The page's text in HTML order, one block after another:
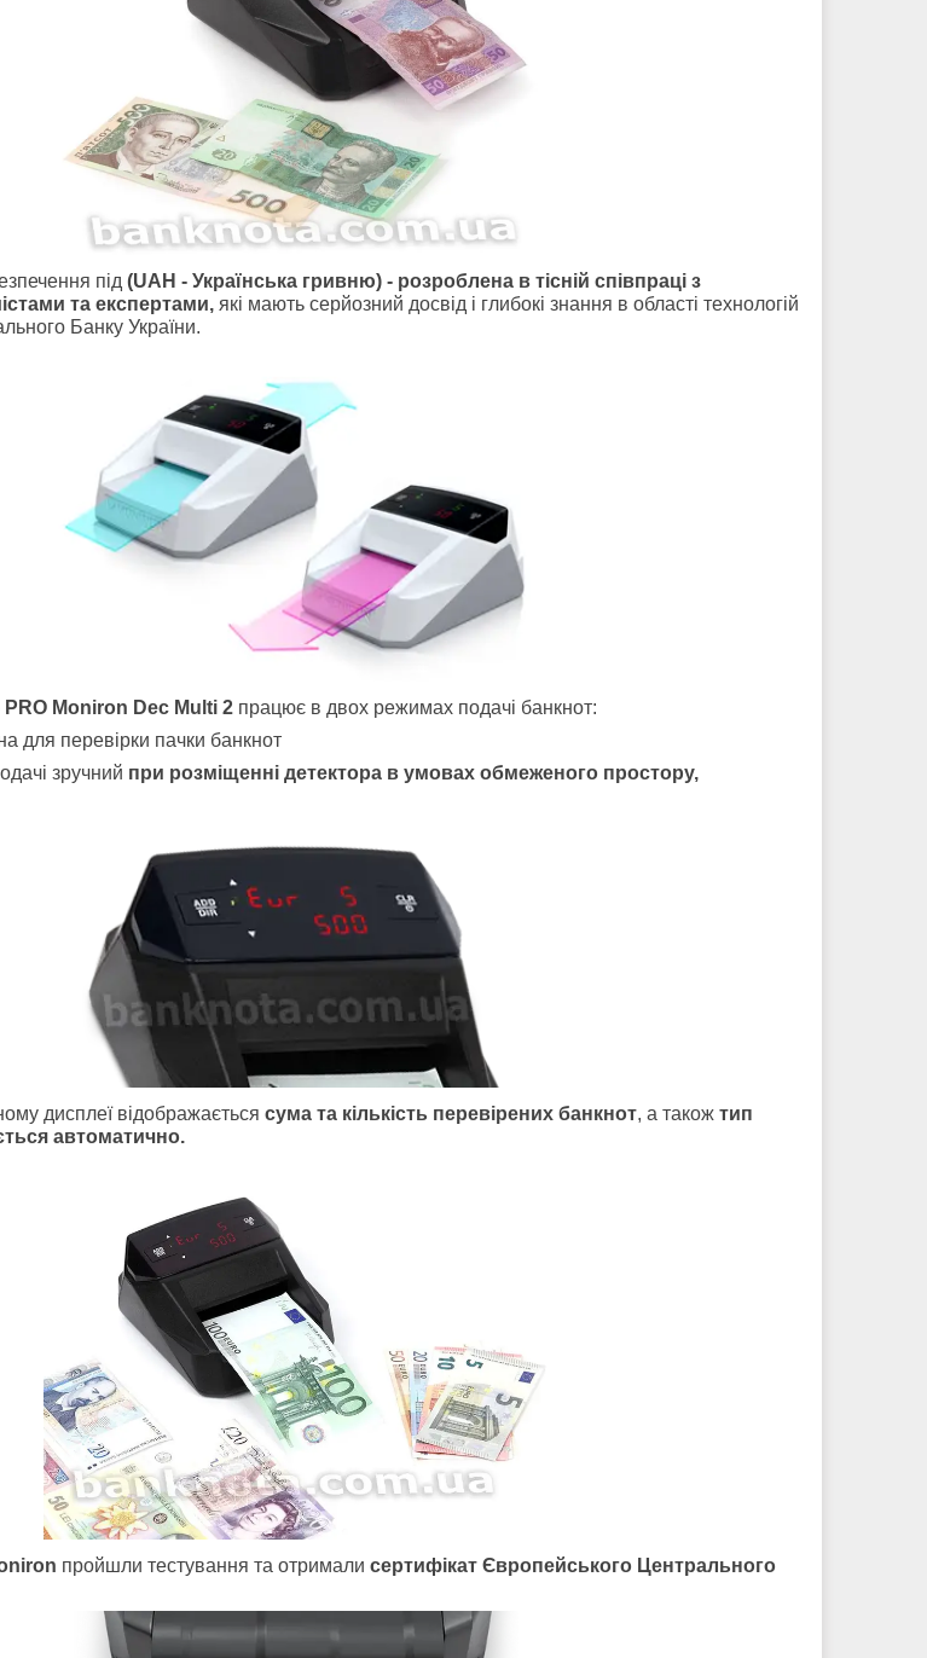
під (UAH - Українська гривню) - розроблена в тісній співпраці з
та експертами, які мають серйозний досвід і глибокі знання в області технологій
Банку України.
PRO Moniron Dec Multi 2 працює в двох режимах подачі банкнот:
для перевірки пачки банкнот
зручний при розміщенні детектора в умовах обмеженого простору,
дисплеї відображається сума та кількість перевірених банкнот, а також тип
автоматично.
пройшли тестування та отримали сертифікат Європейського Центрального